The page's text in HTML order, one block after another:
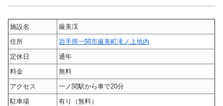
施設名
厳美渓
住所
岩手県一関市厳美町滝ノ上地内
定休日
通年
料金
無料
アクセス
一ノ関駅から車で20分
駐車場
有り（無料）